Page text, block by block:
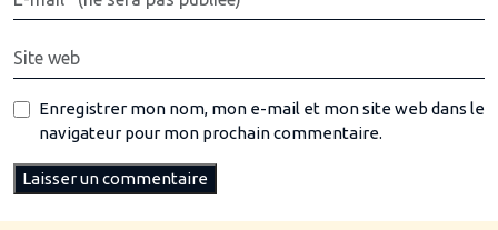
Enregistrer mon nom, mon e-mail et mon site web dans le
navigateur pour mon prochain commentaire.